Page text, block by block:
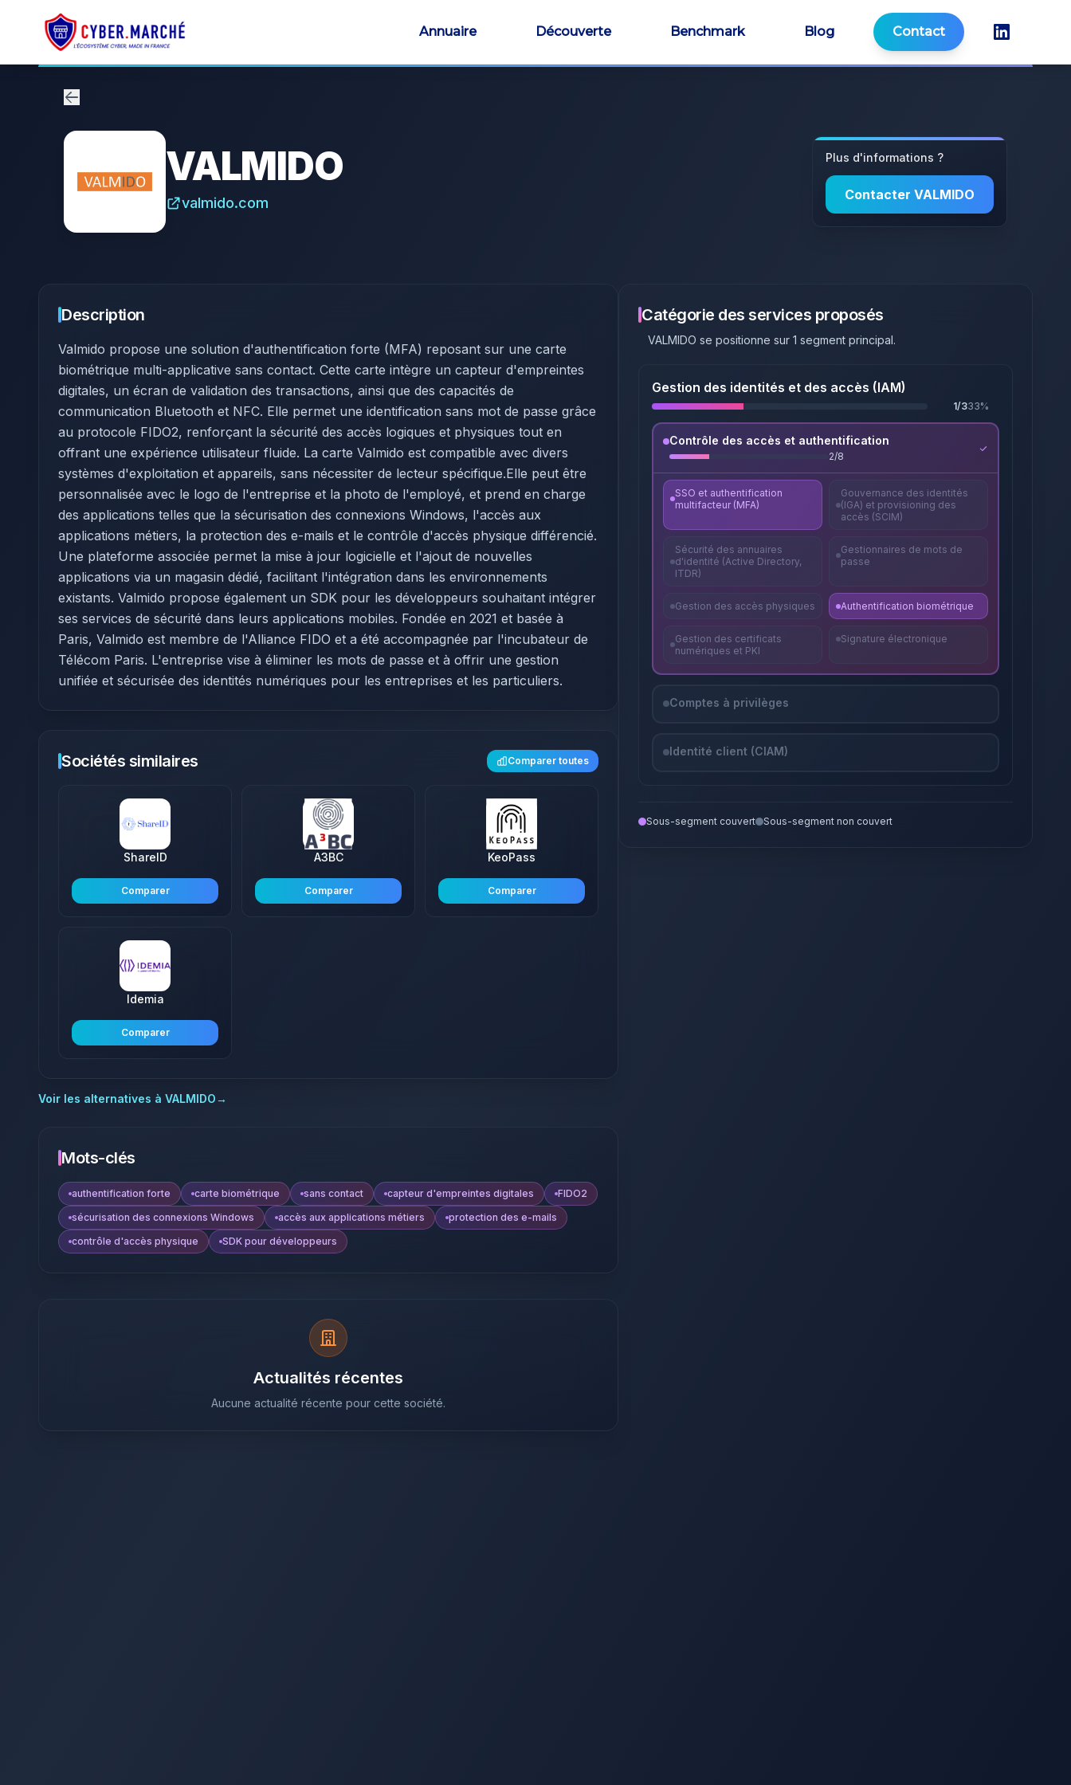
Annuaire Découverte Benchmark Blog Contact
VALMIDO
valmido.com
Plus d'informations ?
Contacter VALMIDO
Description
Valmido propose une solution d'authentification forte (MFA) reposant sur une carte
biométrique multi-applicative sans contact. Cette carte intègre un capteur d'empreintes
digitales, un écran de validation des transactions, ainsi que des capacités de
communication Bluetooth et NFC. Elle permet une identification sans mot de passe grâce
au protocole FIDO2, renforçant la sécurité des accès logiques et physiques tout en
offrant une expérience utilisateur fluide. La carte Valmido est compatible avec divers
systèmes d'exploitation et appareils, sans nécessiter de lecteur spécifique.Elle peut être
personnalisée avec le logo de l'entreprise et la photo de l'employé, et prend en charge
des applications telles que la sécurisation des connexions Windows, l'accès aux
applications métiers, la protection des e-mails et le contrôle d'accès physique différencié.
Une plateforme associée permet la mise à jour logicielle et l'ajout de nouvelles
applications via un magasin dédié, facilitant l'intégration dans les environnements
existants. Valmido propose également un SDK pour les développeurs souhaitant intégrer
ses services de sécurité dans leurs applications mobiles. Fondée en 2021 et basée à
Paris, Valmido est membre de l'Alliance FIDO et a été accompagnée par l'incubateur de
Télécom Paris. L'entreprise vise à éliminer les mots de passe et à offrir une gestion
unifiée et sécurisée des identités numériques pour les entreprises et les particuliers.
Sociétés similaires Comparer toutes
ShareID
Comparer
A3BC
Comparer
KeoPass
Comparer
Idemia
Comparer
Voir les alternatives à VALMIDO→
Mots-clés
authentification forte carte biométrique sans contact capteur d'empreintes digitales
FIDO2
sécurisation des connexions Windows
accès aux applications métiers
protection des e-mails
contrôle d'accès physique
SDK pour développeurs
Actualités récentes
Aucune actualité récente pour cette société.
Catégorie des services proposés
VALMIDO se positionne sur 1 segment principal.
Gestion des identités et des accès (IAM)
1/333%
Contrôle des accès et authentification
2/8
SSO et authentification
multifacteur (MFA)
Gouvernance des identités
(IGA) et provisioning des
accès (SCIM)
Sécurité des annuaires
d'identité (Active Directory,
ITDR)
Gestionnaires de mots de
passe
Gestion des accès physiques Authentification biométrique
Gestion des certificats
numériques et PKI
Signature électronique
Comptes à privilèges
Identité client (CIAM)
Sous-segment couvert Sous-segment non couvert